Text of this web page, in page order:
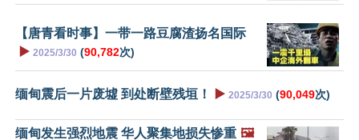
【唐青看时事】一带一路豆腐渣扬名国际
▶️ 2025/3/30 (90,782次)
缅甸震后一片废墟 到处断壁残垣！ ▶️ 2025/3/30 (90,049次)
缅甸发生强烈地震 华人聚集地损失惨重 🖼️